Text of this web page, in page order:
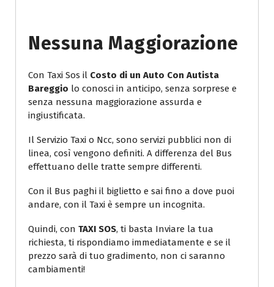
Nessuna Maggiorazione
Con Taxi Sos il Costo di un Auto Con Autista
Bareggio lo conosci in anticipo, senza sorprese e
senza nessuna maggiorazione assurda e
ingiustificata.
Il Servizio Taxi o Ncc, sono servizi pubblici non di
linea, così vengono definiti. A differenza del Bus
effettuano delle tratte sempre differenti.
Con il Bus paghi il biglietto e sai fino a dove puoi
andare, con il Taxi è sempre un incognita.
Quindi, con TAXI SOS, ti basta Inviare la tua
richiesta, ti rispondiamo immediatamente e se il
prezzo sarà di tuo gradimento, non ci saranno
cambiamenti!